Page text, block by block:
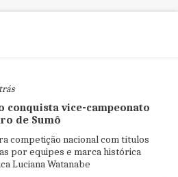
conquista vice-campeonato
de Sumô
competição nacional com títulos
por equipes e marca histórica
Luciana Watanabe